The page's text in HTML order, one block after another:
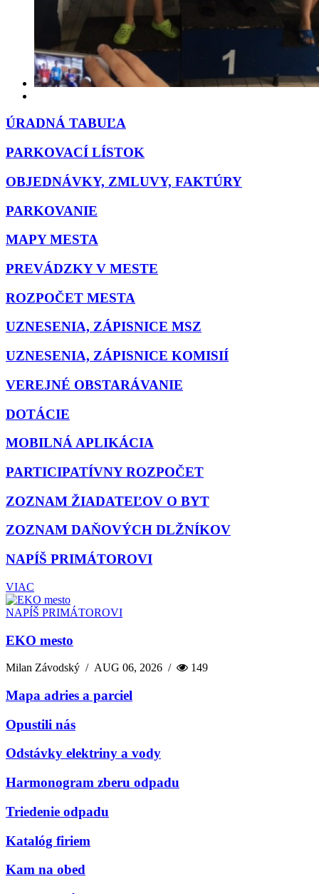
ÚRADNÁ TABUĽA
PARKOVACÍ LÍSTOK
OBJEDNÁVKY, ZMLUVY, FAKTÚRY
PARKOVANIE
MAPY MESTA
PREVÁDZKY V MESTE
ROZPOČET MESTA
UZNESENIA, ZÁPISNICE MSZ
UZNESENIA, ZÁPISNICE KOMISIÍ
VEREJNÉ OBSTARÁVANIE
DOTÁCIE
MOBILNÁ APLIKÁCIA
PARTICIPATÍVNY ROZPOČET
ZOZNAM ŽIADATEĽOV O BYT
ZOZNAM DAŇOVÝCH DLŽNÍKOV
NAPÍŠ PRIMÁTOROVI
VIAC
NAPÍŠ PRIMÁTOROVI
EKO mesto
Milan Závodský /AUG 06, 2026 / 149
Mapa adries a parciel
Opustili nás
Odstávky elektriny a vody
Harmonogram zberu odpadu
Triedenie odpadu
Katalóg firiem
Kam na obed